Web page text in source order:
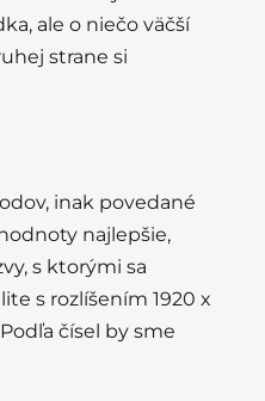
ale o niečo väčší
strane si
inak povedané
najlepšie,
s ktorými sa
s rozlíšením 1920 x
čísel by sme